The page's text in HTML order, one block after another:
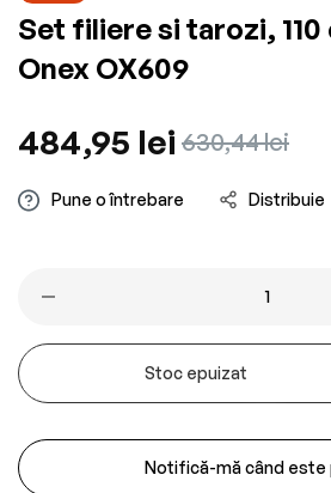
Set filiere si tarozi,
Onex OX609
Preț
obișnuit
484,95 lei Preț
redus
630,44 lei
Pune o întrebare Distribuie
Stoc epuizat
Notifică-mă când este